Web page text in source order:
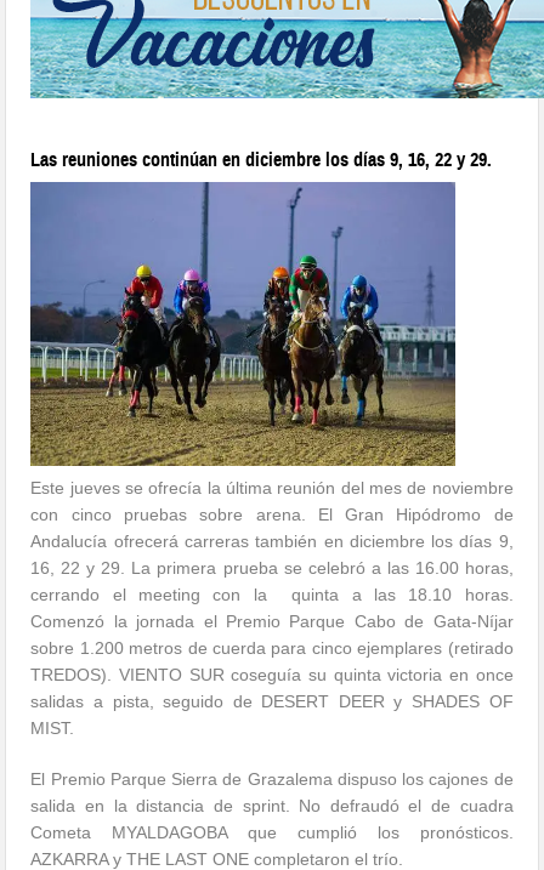
Las reuniones continúan en diciembre los días 9, 16, 22 y 29.
Este jueves se ofrecía la última reunión del mes de noviembre
con cinco pruebas sobre arena. El Gran Hipódromo de
Andalucía ofrecerá carreras también en diciembre los días 9,
16, 22 y 29. La primera prueba se celebró a las 16.00 horas,
cerrando el meeting con la quinta a las 18.10 horas.
Comenzó la jornada el Premio Parque Cabo de Gata-Níjar
sobre 1.200 metros de cuerda para cinco ejemplares (retirado
TREDOS). VIENTO SUR coseguía su quinta victoria en once
salidas a pista, seguido de DESERT DEER y SHADES OF
MIST.
El Premio Parque Sierra de Grazalema dispuso los cajones de
salida en la distancia de sprint. No defraudó el de cuadra
Cometa MYALDAGOBA que cumplió los pronósticos.
AZKARRA y THE LAST ONE completaron el trío.